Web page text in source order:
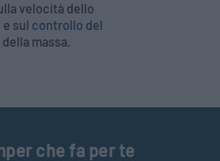
velocità dello
sul controllo del
della massa.
che fa per te